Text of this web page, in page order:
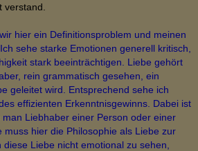
verstand.
hier ein Definitionsproblem und meinen
sehe starke Emotionen generell kritisch,
stark beeinträchtigen. Liebe gehört
rein grammatisch gesehen, ein
geleitet wird. Entsprechend sehe ich
effizienten Erkenntnisgewinns. Dabei ist
Liebhaber einer Person oder einer
muss hier die Philosophie als Liebe zur
Liebe nicht emotional zu sehen,